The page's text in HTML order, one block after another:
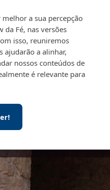
a sua percepção
da Fé, nas versões
isso, reuniremos
ajudarão a alinhar,
nossos conteúdos de
é relevante para